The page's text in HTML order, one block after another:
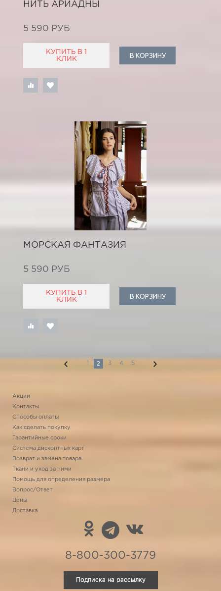
НИТЬ АРИАДНЫ
5 590 РУБ
КУПИТЬ В 1
КЛИК
В КОРЗИНУ
МОРСКАЯ ФАНТАЗИЯ
5 590 РУБ
КУПИТЬ В 1
КЛИК
В КОРЗИНУ
1 2 3 4 5
Акции
Контакты
Способы оплаты
Как сделать покупку
Гарантийные сроки
Система дисконтных карт
Возврат и замена товара
Ткани и уход за ними
Помощь для определения размера
Вопрос/Ответ
Цены
Доставка
8-800-300-3779
Подписка на рассылку